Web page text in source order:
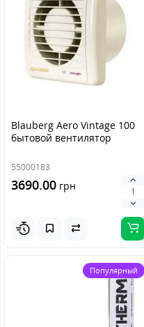
Blauberg Aero Vintage 100
бытовой вентилятор
55000183
3690.00 грн
Популярный